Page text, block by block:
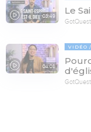
03:49
Le
04:08
VIDÉO